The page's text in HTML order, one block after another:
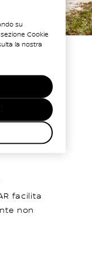
facilita
non
su
Cookie
la nostra